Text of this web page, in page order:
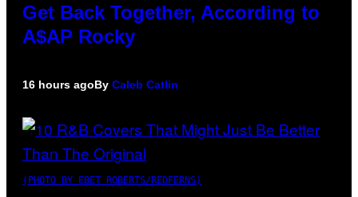
Get Back Together, According to
A$AP Rocky
16 hours agoBy Caleb Catlin
(PHOTO BY EBET ROBERTS/REDFERNS)